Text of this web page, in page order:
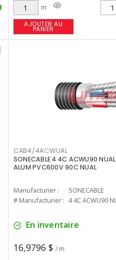
m
AJOUTER AU
PANIER
CAB4/4ACWUAL
SONECABLE 4 4C ACWU90
ALUM PVC600V 90C NUAL
Manufacturier :
SONECABLE
# Manufacturier : 4 4C ACWU90
En inventaire
16,9796 $ / m